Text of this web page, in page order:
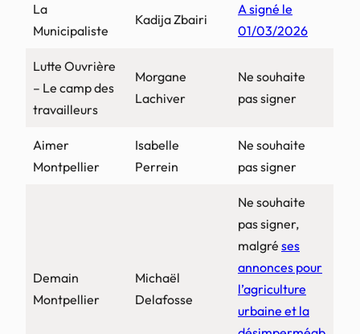
La
Municipaliste
Kadija Zbairi
A signé le
01/03/2026
Lutte Ouvrière
– Le camp des
travailleurs
Morgane
Lachiver
Ne souhaite
pas signer
Aimer
Montpellier
Isabelle
Perrein
Ne souhaite
pas signer
Demain
Montpellier
Michaël
Delafosse
Ne souhaite
pas signer,
malgré ses
annonces pour
l’agriculture
urbaine et la